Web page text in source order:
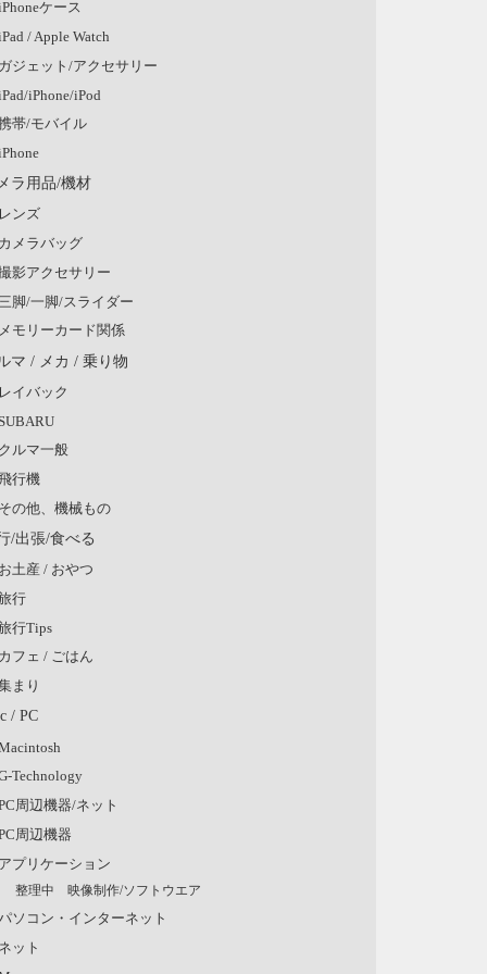
ケース
/ Apple Watch
ジェット/アクセサリー
iPhone/iPod
帯/モバイル
ラ用品/機材
ンズ
メラバッグ
影アクセサリー
脚/一脚/スライダー
モリーカード関係
マ / メカ / 乗り物
イバック
ルマ一般
行機
の他、機械もの
/出張/食べる
土産 / おやつ
行
行Tips
フェ / ごはん
まり
/ PC
Technology
周辺機器/ネット
周辺機器
プリケーション
整理中 映像制作/ソフトウエア
ソコン・インターネット
ット